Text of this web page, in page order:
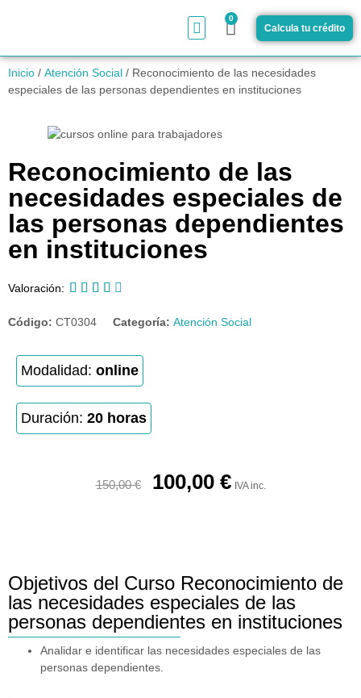
0
Calcula tu crédito
Inicio / Atención Social / Reconocimiento de las necesidades
especiales de las personas dependientes en instituciones
Reconocimiento de las
necesidades especiales de
las personas dependientes
en instituciones
Valoración:     
Código: CT0304 Categoría: Atención Social
Modalidad: online
Duración: 20 horas
150,00€ 100,00 € IVA inc.
Objetivos del Curso Reconocimiento de
las necesidades especiales de las
personas dependientes en instituciones
Analidar e identificar las necesidades especiales de las
personas dependientes.